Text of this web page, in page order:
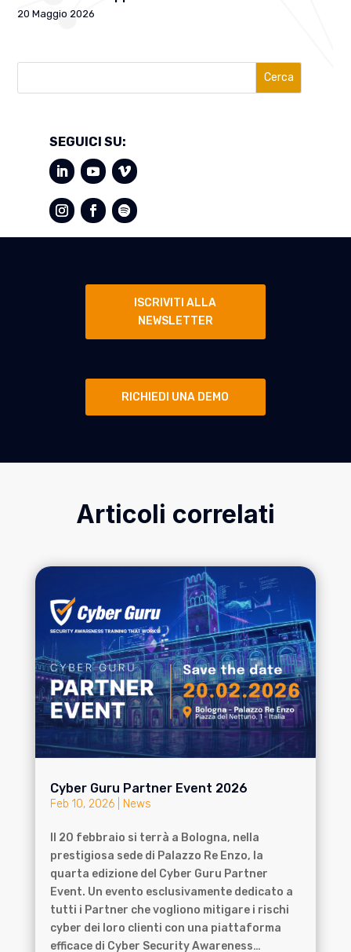
20 Maggio 2026
Cerca
SEGUICI SU:
ISCRIVITI ALLA
NEWSLETTER
RICHIEDI UNA DEMO
Articoli correlati
Cyber Guru Partner Event 2026
Feb 10, 2026| News
Il 20 febbraio si terrà a Bologna, nella
prestigiosa sede di Palazzo Re Enzo, la
quarta edizione del Cyber Guru Partner
Event. Un evento esclusivamente dedicato a
tutti i Partner che vogliono mitigare i rischi
cyber dei loro clienti con una piattaforma
efficace di Cyber Security Awareness…